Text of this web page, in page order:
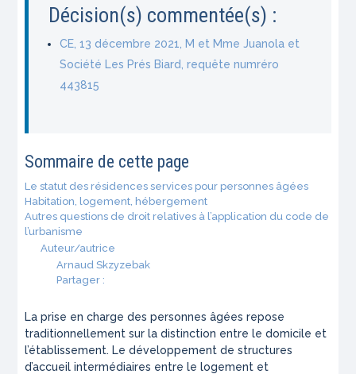
Décision(s) commentée(s) :
CE, 13 décembre 2021, M et Mme Juanola et
Société Les Prés Biard, requête numréro
443815
Sommaire de cette page
Le statut des résidences services pour personnes âgées
Habitation, logement, hébergement
Autres questions de droit relatives à l’application du code de
l’urbanisme
Auteur/autrice
Arnaud Skzyzebak
Partager :
La prise en charge des personnes âgées repose
traditionnellement sur la distinction entre le domicile et
l’établissement. Le développement de structures
d’accueil intermédiaires entre le logement et